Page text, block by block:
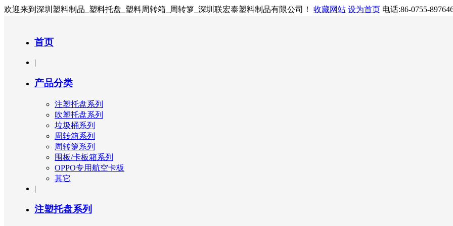
欢迎来到深圳塑料制品_塑料托盘_塑料周转箱_周转箩_深圳联宏泰塑料制品有限公司！ 收藏网站 设为首页 电话:86-0755-
首页
|
产品分类
注塑托盘系列
吹塑托盘系列
垃圾桶系列
周转箱系列
周转箩系列
围板/卡板箱系列
OPPO专用航空卡板
其它
|
注塑托盘系列